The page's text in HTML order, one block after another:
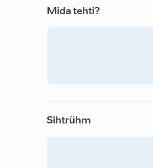
Mida tehti?
Sihtrühm